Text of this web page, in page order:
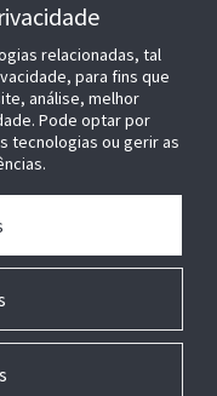
reservados.
relacionadas, tal
para fins que
análise, melhor
Pode optar por
tecnologias ou gerir as